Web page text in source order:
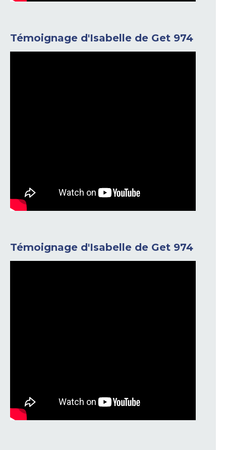
Témoignage d'Isabelle de Get 974
Témoignage d'Isabelle de Get 974